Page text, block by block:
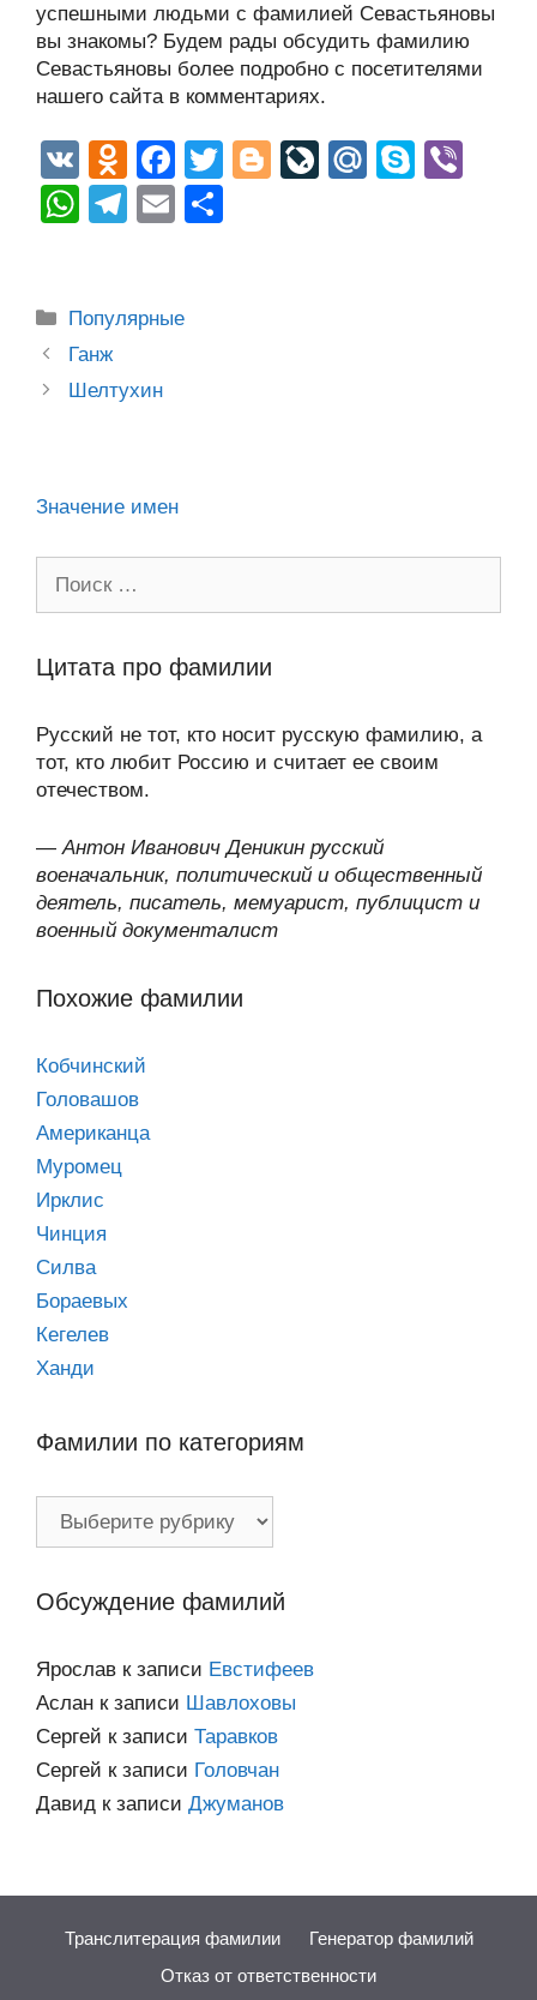
успешными людьми с фамилией Севастьяновы
вы знакомы? Будем рады обсудить фамилию
Севастьяновы более подробно с посетителями
нашего сайта в комментариях.
V
K
O
d
n
kl
ss
F
a
c
b
T
Bl
Li
M
S
W
s
A
p
T
gr
m
E
Рубрики
Популярные
Post
navigation
Ганж
Шелтухин
Значение имен
Цитата про фамилии
Русский не тот, кто носит русскую фамилию, а
тот, кто любит Россию и считает ее своим
отечеством.
—Антон Иванович Деникин русский
военачальник, политический и общественный
деятель, писатель, мемуарист, публицист и
военный документалист
Похожие фамилии
Кобчинский
Головашов
Американца
Муромец
Ирклис
Чинция
Силва
Бораевых
Кегелев
Ханди
Фамилии по категориям
Фамилии
Обсуждение фамилий
Ярослав к записи Евстифеев
Аслан к записи Шавлоховы
Сергей к записи Таравков
Сергей к записи Головчан
Давид к записи Джуманов
Транслитерация фамилии
Генератор фамилий
Отказ от ответственности